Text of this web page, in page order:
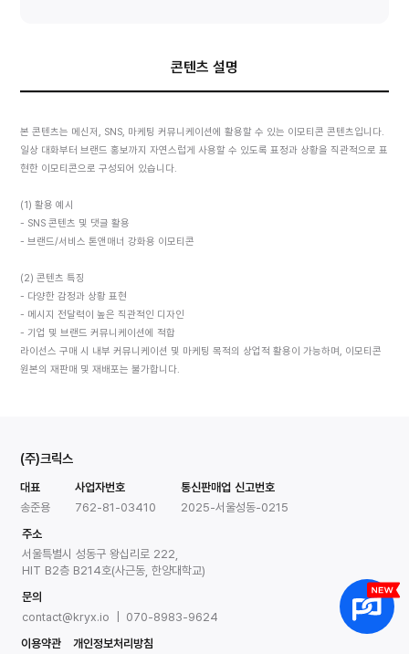
콘텐츠 설명
본 콘텐츠는 메신저, SNS, 마케팅 커뮤니케이션에 활용할 수 있는 이모티콘 콘텐츠입니다.
일상 대화부터 브랜드 홍보까지 자연스럽게 사용할 수 있도록 표정과 상황을 직관적으로 표
현한 이모티콘으로 구성되어 있습니다.
(1) 활용 예시
- SNS 콘텐츠 및 댓글 활용
- 브랜드/서비스 톤앤매너 강화용 이모티콘
(2) 콘텐츠 특징
- 다양한 감정과 상황 표현
- 메시지 전달력이 높은 직관적인 디자인
- 기업 및 브랜드 커뮤니케이션에 적합
라이선스 구매 시 내부 커뮤니케이션 및 마케팅 목적의 상업적 활용이 가능하며, 이모티콘
원본의 재판매 및 재배포는 불가합니다.
(주)크릭스
대표
송준용
사업자번호
762-81-03410
통신판매업 신고번호
2025-서울성동-0215
주소
서울특별시 성동구 왕십리로 222,
HIT B2층 B214호(사근동, 한양대학교)
문의
contact@kryx.io | 070-8983-9624
이용약관
개인정보처리방침